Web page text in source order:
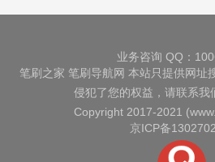
业务咨询 QQ：
笔刷之家 笔刷导航网 本站只提供网址
侵犯了您的权益，请联系我
Copyright 2017-2021
京ICP备